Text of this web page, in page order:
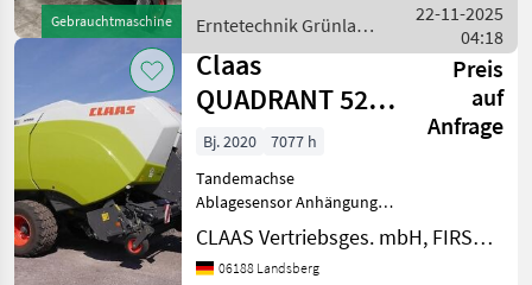
Gebrauchtmaschine
Ballenwiegeeinrichtung
Ballenzahl: 7
Erntetechnik Grünland
/ Claas
22-11-2025
04:18
Claas
QUADRANT 5200
FC
Preis
auf
Anfrage
Bj. 2020
7077 h
Tandemachse
Ablagesensor Anhängung:
Stützfuß, hydraulisch
Anzahl Messer: 51
Arbeitsbreite: 235 cm
CLAAS Vertriebsges. mbH, FIRST CLAAS USED Center Landsberg
06188 Landsberg